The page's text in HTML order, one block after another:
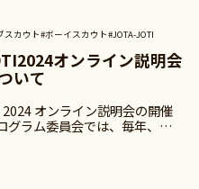
を機に新たに作ったスカウトソ
スカウト ～いま 高き峰
スカウト#ボーイスカウト#JOTA-JOTI
#ローバースカウト
ベント事業）#お知らせ #加盟員向け
オンライン説明会
いて
オンライン説明会の開催
グラム委員会では、毎年、世界
ア（JOTA/ジョタ）とジャンボ
・イン